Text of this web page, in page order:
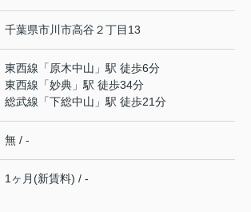
千葉県市川市高谷 ２丁目13
東西線 「 原木中山 」駅 徒歩6分
東西線 「妙典 」駅 徒歩34分
総武線 「下総中山 」駅 徒歩21分
無 / -
1ヶ月(新賃料) / -